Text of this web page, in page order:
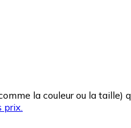
la couleur ou la
prix.